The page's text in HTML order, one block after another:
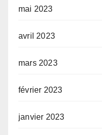
mai 2023
avril 2023
mars 2023
février 2023
janvier 2023